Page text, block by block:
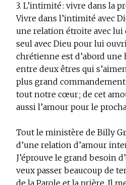
3. L’intimité : vivre dans la
Vivre dans l’intimité avec
une relation étroite avec
seul avec Dieu pour lui
chrétienne est d’abord une
entre deux êtres qui
plus grand commandement
tout notre cœur ; de cet
aussi l’amour pour le
Tout le ministère de Billy
d’une relation d’amour
J’éprouve le grand besoin
veux passer beaucoup de
de la Parole et la prière. Il